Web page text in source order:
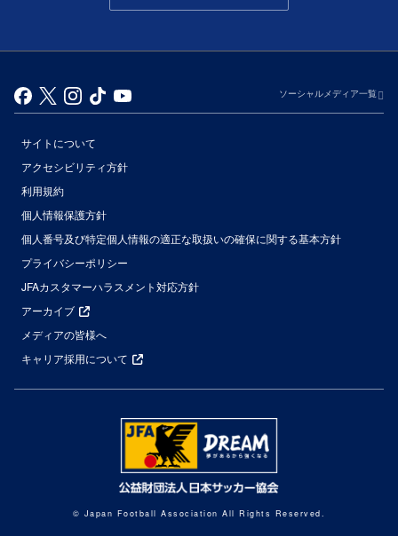
ソーシャルメディア一覧
サイトについて
アクセシビリティ方針
利用規約
個人情報保護方針
個人番号及び特定個人情報の適正な取扱いの確保に関する基本方針
プライバシーポリシー
JFAカスタマーハラスメント対応方針
アーカイブ
メディアの皆様へ
キャリア採用について
© Japan Football Association All Rights Reserved.